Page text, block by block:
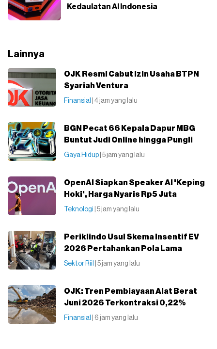
Kedaulatan AI Indonesia
Lainnya
OJK Resmi Cabut Izin Usaha BTPN
Syariah Ventura
Finansial | 4 jam yang lalu
BGN Pecat 66 Kepala Dapur MBG
Buntut Judi Online hingga Pungli
Gaya Hidup | 5 jam yang lalu
OpenAI Siapkan Speaker AI 'Keping
Hoki', Harga Nyaris Rp5 Juta
Teknologi | 5 jam yang lalu
Periklindo Usul Skema Insentif EV
2026 Pertahankan Pola Lama
Sektor Riil | 5 jam yang lalu
OJK: Tren Pembiayaan Alat Berat
Juni 2026 Terkontraksi 0,22%
Finansial | 6 jam yang lalu